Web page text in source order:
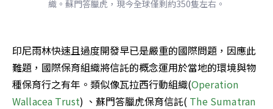
織。蘇門答臘虎，現今全球僅剩約350隻左右。
印尼雨林快速且過度開發早已是嚴重的國際問題，因應此
難題，國際保育組織將信託的概念運用於當地的環境與物
種保育行之有年。類似像瓦拉西行動組織(Operation
Wallacea Trust) 、蘇門答臘虎保育信託( The Sumatran